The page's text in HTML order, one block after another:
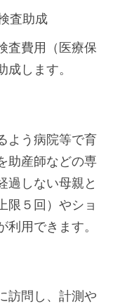
査助成
査費用（医療保
します。
よう病院等で育
助産師などの専
過しない母親と
限５回）やショ
用できます。
訪問し、計測や